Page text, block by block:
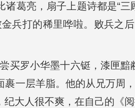
诸葛亮，扇子上题诗都是“
兵打的稀里哗啦。败兵之
买罗小华墨十六铤，漆匣
一层羊脂。他的从兄万
大人很不爽，在自己的《